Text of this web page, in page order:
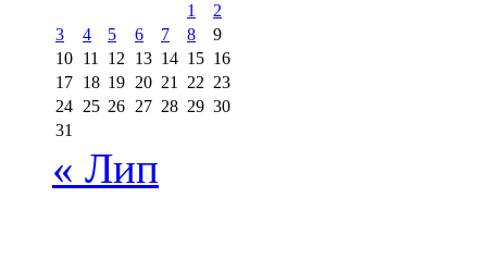
1
2
3
4 5 6 7 8
9
10 11 12 13 14 15 16
17 18 19 20 21 22 23
24 25 26 27 28 29 30
31
« Лип